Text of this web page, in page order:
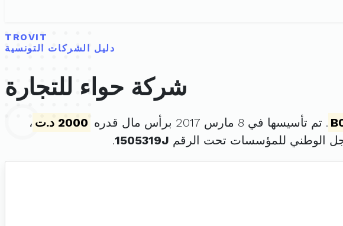
TROVIT
دليل الشركات التونسية
شركة حواء للتجارة
. تم تأسيسها في 8 مارس 2017 برأس مال قدره 2000 د.ت
،
الوطني للمؤسسات تحت الرقم 1505319J
.